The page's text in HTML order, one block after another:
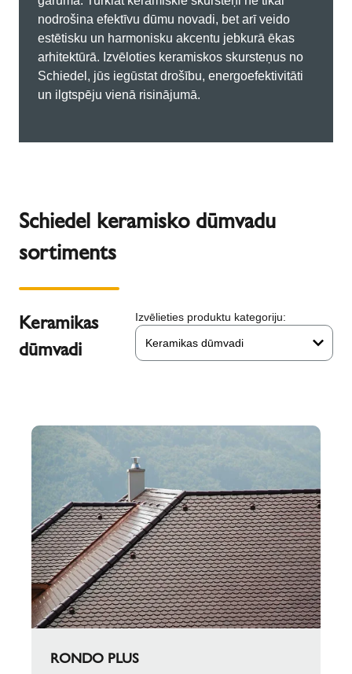
nodrošina efektīvu dūmu novadi, bet arī veido
estētisku un harmonisku akcentu jebkurā ēkas
arhitektūrā. Izvēloties keramiskos skursteņus no
Schiedel, jūs iegūstat drošību, energoefektivitāti
un ilgtspēju vienā risinājumā.
Schiedel keramisko dūmvadu
sortiments
Keramikas
dūmvadi
Izvēlieties produktu kategoriju:
Keramikas dūmvadi
RONDO PLUS